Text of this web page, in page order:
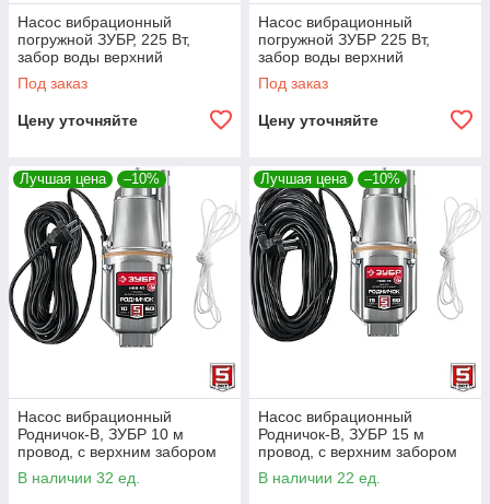
Насос вибрационный
погружной ЗУБР, 225 Вт,
забор воды верхний
(ЗНВП-300-10_М2)
Под заказ
Цену уточняйте
Насос вибрационный
погружной ЗУБР 225 Вт,
забор воды верхний
(ЗНВП-300-25_М2)
Под заказ
Цену уточняйте
Лучшая цена –10%
Насос вибрационный
Родничок-В, ЗУБР 10 м
провод, с верхним забором
воды, серия "Мастер"
(НВВ-10)
В наличии 32 ед.
Лучшая цена –10%
Насос вибрационный
Родничок-В, ЗУБР 15 м
провод, с верхним забором
воды, серия "Мастер"
(НВВ-15)
В наличии 22 ед.